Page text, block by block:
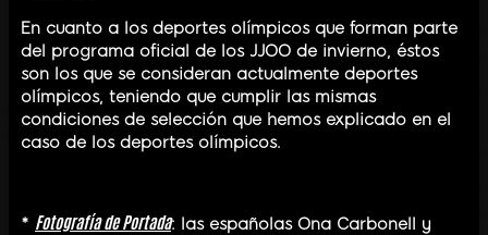
En cuanto a los deportes olímpicos que forman parte
del programa oficial de los JJOO de invierno, éstos
son los que se consideran actualmente deportes
olímpicos, teniendo que cumplir las mismas
condiciones de selección que hemos explicado en el
caso de los deportes olímpicos.
* Fotografía de Portada: las españolas Ona Carbonell y